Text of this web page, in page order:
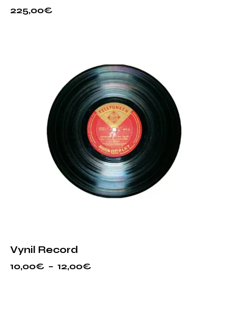
225,00€
Vynil Record
10,00€ – 12,00€